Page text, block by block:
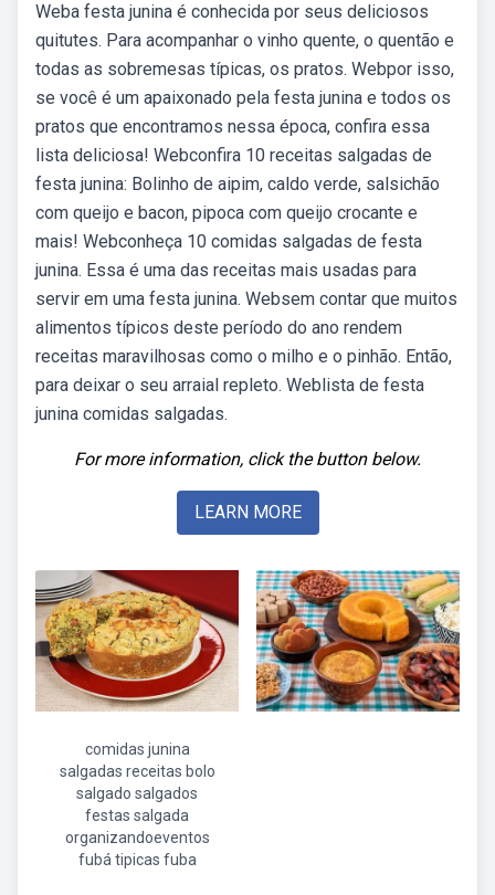
Weba festa junina é conhecida por seus deliciosos
quitutes. Para acompanhar o vinho quente, o quentão e
todas as sobremesas típicas, os pratos. Webpor isso,
se você é um apaixonado pela festa junina e todos os
pratos que encontramos nessa época, confira essa
lista deliciosa! Webconfira 10 receitas salgadas de
festa junina: Bolinho de aipim, caldo verde, salsichão
com queijo e bacon, pipoca com queijo crocante e
mais! Webconheça 10 comidas salgadas de festa
junina. Essa é uma das receitas mais usadas para
servir em uma festa junina. Websem contar que muitos
alimentos típicos deste período do ano rendem
receitas maravilhosas como o milho e o pinhão. Então,
para deixar o seu arraial repleto. Weblista de festa
junina comidas salgadas.
For more information, click the button below.
LEARN MORE
comidas junina
salgadas receitas bolo
salgado salgados
festas salgada
organizandoeventos
fubá tipicas fuba